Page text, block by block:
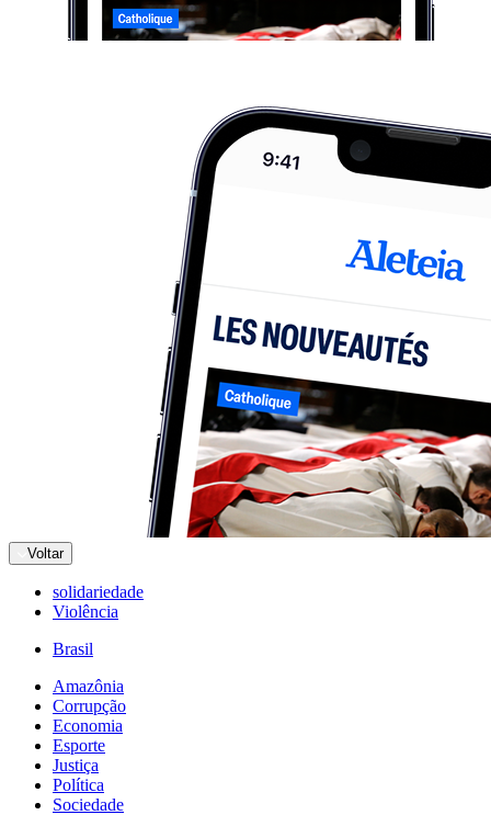
Voltar
solidariedade
Violência
Brasil
Amazônia
Corrupção
Economia
Esporte
Justiça
Política
Sociedade